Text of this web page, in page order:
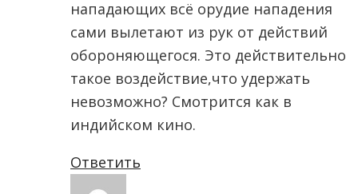
нападающих всё орудие нападения
сами вылетают из рук от действий
обороняющегося. Это действительно
такое воздействие,что удержать
невозможно? Смотрится как в
индийском кино.
Ответить